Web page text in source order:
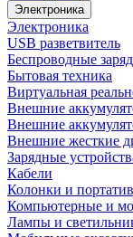
Электроника
Электроника
USB разветвитель
Беспроводные
Бытовая техника
Виртуальная
Внешние
Внешние
Внешние жесткие
Зарядные
Кабели
Колонки и
Компьютерные и
Лампы и